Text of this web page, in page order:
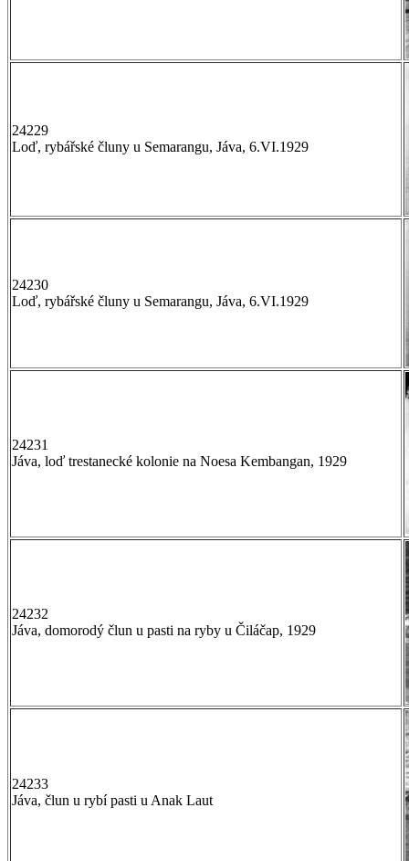
24229
Loď, rybářské čluny u Semarangu, Jáva, 6.VI.1929
24230
Loď, rybářské čluny u Semarangu, Jáva, 6.VI.1929
24231
Jáva, loď trestanecké kolonie na Noesa Kembangan, 1929
24232
Jáva, domorodý člun u pasti na ryby u Čiláčap, 1929
24233
Jáva, člun u rybí pasti u Anak Laut